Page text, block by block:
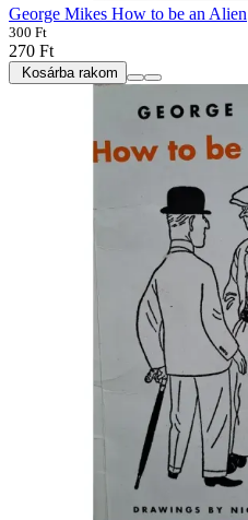
George Mikes How to be an Alien
300 Ft
270 Ft
Kosárba rakom